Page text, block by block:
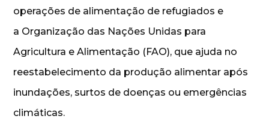
operações de alimentação de refugiados e
a Organização das Nações Unidas para
Agricultura e Alimentação (FAO), que ajuda no
reestabelecimento da produção alimentar após
inundações, surtos de doenças ou emergências
climáticas.